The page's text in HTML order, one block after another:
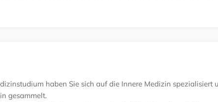
haben Sie sich auf die Innere Medizin spezialisiert
gesammelt.